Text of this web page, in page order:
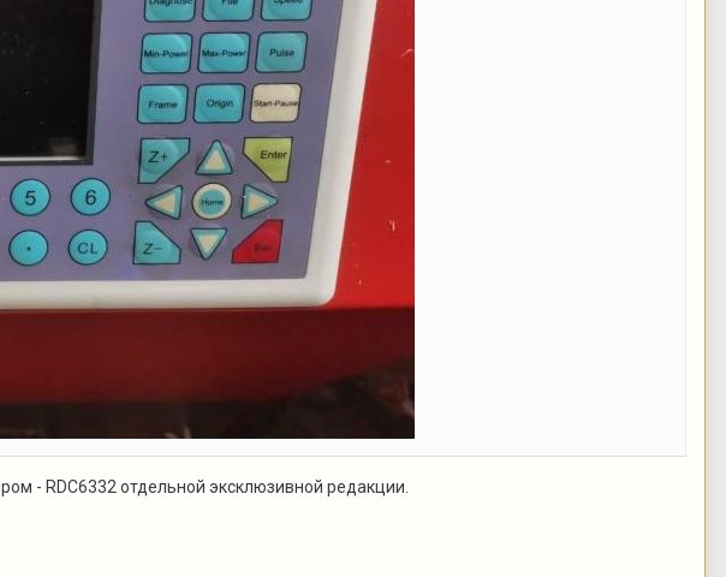
- RDC6332 отдельной эксклюзивной редакции.